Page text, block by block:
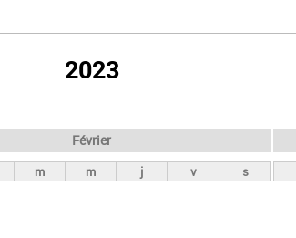
2023
Février
m m j v s